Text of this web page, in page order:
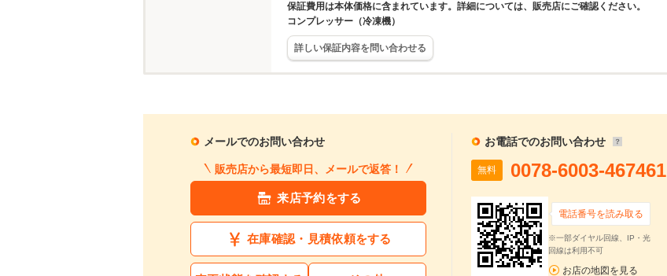
保証費用は本体価格に含まれています。詳細については、販売店にご確認ください。
コンプレッサー（冷凍機）
詳しい保証内容を問い合わせる
メールでのお問い合わせ
販売店から最短即日、メールで返答！
来店予約をする
在庫確認・見積依頼をする
お電話でのお問い合わせ
無料 0078-6003-467461
電話番号を読み取る
※一部ダイヤル回線、IP・光
回線は利用不可
お店の地図を見る